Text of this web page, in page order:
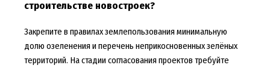
строительстве новостроек?
Закрепите в правилах землепользования минимальную
долю озеленения и перечень неприкосновенных зелёных
территорий. На стадии согласования проектов требуйте